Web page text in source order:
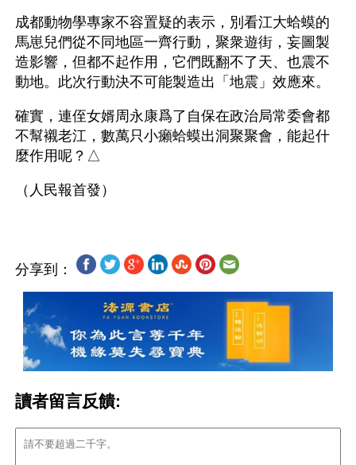
成都動物學專家不容置疑的表示，別看江大蛤蟆的
馬崽兒們從不同地區一齊行動，聚衆遊街，妄圖製
造影響，但都不起作用，它們既翻不了天、也震不
動地。此次行動決不可能製造出「地震」效應來。
確實，連侄女婿周永康爲了自保在政治局常委會都
不幫襯老江，數萬只小癩蛤蟆出洞聚聚會，能起什
麼作用呢？△
分享到：
讀者留言反饋: